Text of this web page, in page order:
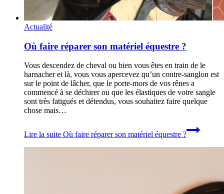
Actualité
Où faire réparer son matériel équestre ?
Vous descendez de cheval ou bien vous êtes en train de le
harnacher et là, vous vous apercevez qu’un contre-sanglon est
sur le point de lâcher, que le porte-mors de vos rênes a
commencé à se déchirer ou que les élastiques de votre sangle
sont très fatigués et détendus, vous souhaitez faire quelque
chose mais…
Lire la suite Où faire réparer son matériel équestre ?